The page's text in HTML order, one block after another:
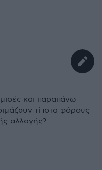
και παραπάνω
τίποτα φόρους
αλλαγής?